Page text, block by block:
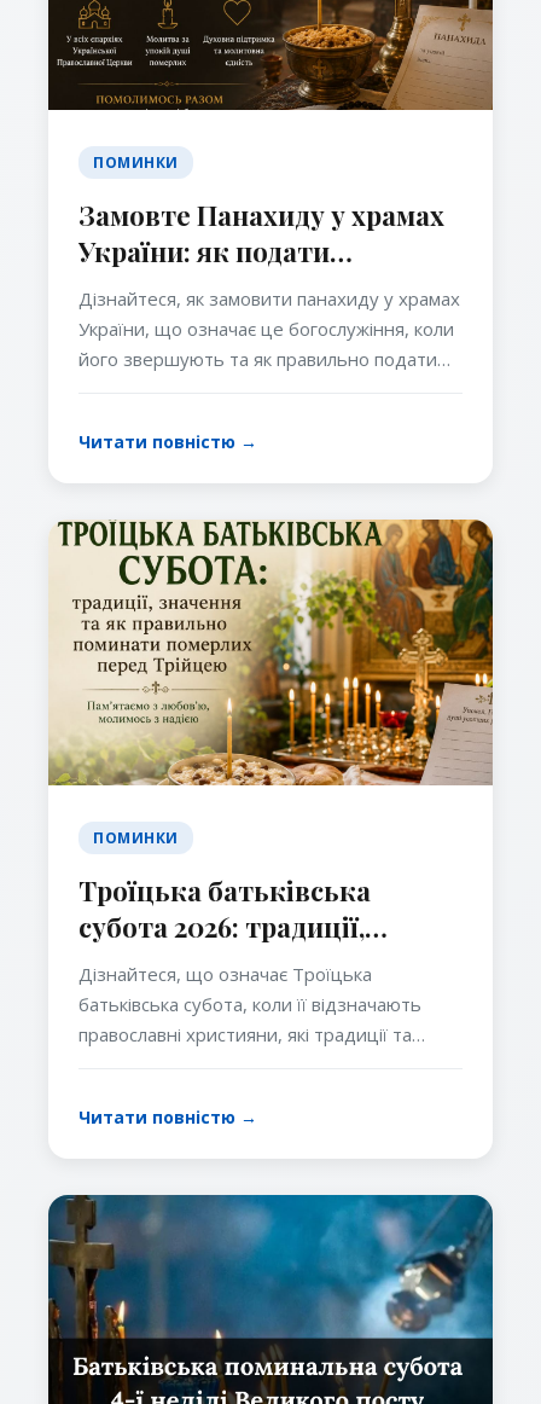
ПОМИНКИ
Замовте Панахиду у храмах
України: як подати
поминання та що потрібно
знати вірянам
Дізнайтеся, як замовити панахиду у храмах
України, що означає це богослужіння, коли
його звершують та як правильно подати
поминання.
Читати повністю →
ПОМИНКИ
Троїцька батьківська
субота 2026: традиції,
значення та як правильно
поминати померлих перед
Трійцею
Дізнайтеся, що означає Троїцька
батьківська субота, коли її відзначають
православні християни, які традиції та
святом Трійці.
Читати повністю →